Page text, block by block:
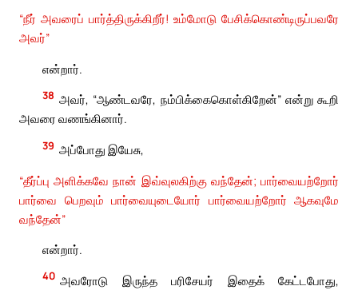
“நீர் அவரைப் பார்த்திருக்கிறீர்! உம்மோடு பேசிக்கொண்டிருப்பவரே
அவர்”
என்றார்.
38 அவர், “ஆண்டவரே, நம்பிக்கைகொள்கிறேன்” என்று கூறி
அவரை வணங்கினார்.
39 அப்போது இயேசு,
“தீர்ப்பு அளிக்கவே நான் இவ்வுலகிற்கு வந்தேன்; பார்வையற்றோர்
பார்வை பெறவும் பார்வையுடையோர் பார்வையற்றோர் ஆகவுமே
வந்தேன்”
என்றார்.
40 அவரோடு இருந்த பரிசேயர் இதைக் கேட்டபோது,